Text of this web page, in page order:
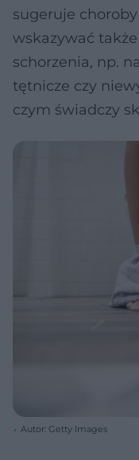
sugeruje
wskazywać
schorzenia, np.
tętnicze czy
czym świadczy
Autor: Getty Images